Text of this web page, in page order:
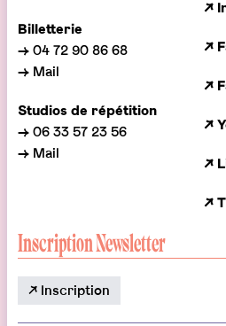
Billetterie
→ 04 72 90 86 68
→ Mail
Studios de répétition
→ 06 33 57 23 56
→ Mail
↗
↗
↗
↗
↗
↗
Inscription Newsletter
↗ Inscription